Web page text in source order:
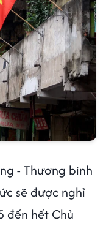
- Thương binh
sẽ được nghỉ
đến hết Chủ